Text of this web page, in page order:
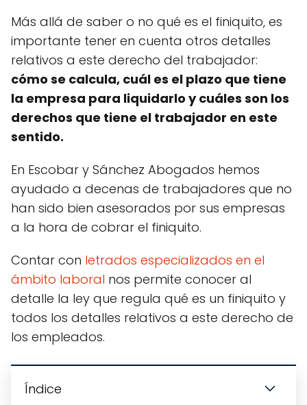
Más allá de saber o no qué es el finiquito, es
importante tener en cuenta otros detalles
relativos a este derecho del trabajador:
cómo se calcula, cuál es el plazo que tiene
la empresa para liquidarlo y cuáles son los
derechos que tiene el trabajador en este
sentido.
En Escobar y Sánchez Abogados hemos
ayudado a decenas de trabajadores que no
han sido bien asesorados por sus empresas
a la hora de cobrar el finiquito.
Contar con letrados especializados en el
ámbito laboral nos permite conocer al
detalle la ley que regula qué es un finiquito y
todos los detalles relativos a este derecho de
los empleados.
Índice